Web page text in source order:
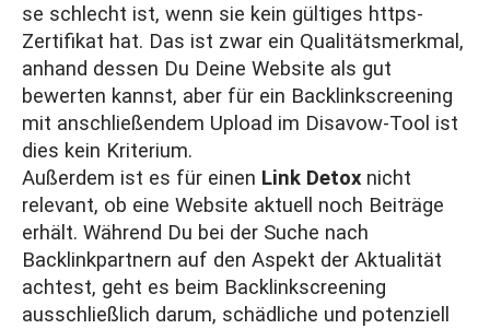
se schlecht ist, wenn sie kein gültiges https-
Zertifikat hat. Das ist zwar ein Qualitätsmerkmal,
anhand dessen Du Deine Website als gut
bewerten kannst, aber für ein Backlinkscreening
mit anschließendem Upload im Disavow-Tool ist
dies kein Kriterium.
Außerdem ist es für einen Link Detox nicht
relevant, ob eine Website aktuell noch Beiträge
erhält. Während Du bei der Suche nach
Backlinkpartnern auf den Aspekt der Aktualität
achtest, geht es beim Backlinkscreening
ausschließlich darum, schädliche und potenziell